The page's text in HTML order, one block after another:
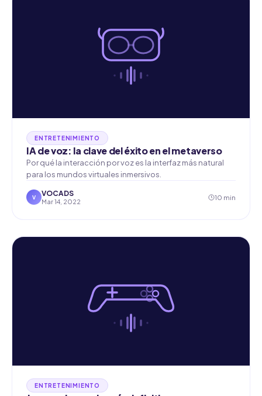
ENTRETENIMIENTO
IA de voz: la clave del éxito en el metaverso
Por qué la interacción por voz es la interfaz más natural
para los mundos virtuales inmersivos.
V VOCADS
Mar 14, 2022
10 min
ENTRETENIMIENTO